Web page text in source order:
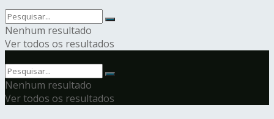
Nenhum resultado
Ver todos os resultados
Nenhum resultado
Ver todos os resultados